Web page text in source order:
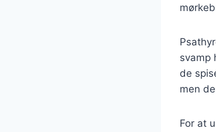
svamp
de
men
For at